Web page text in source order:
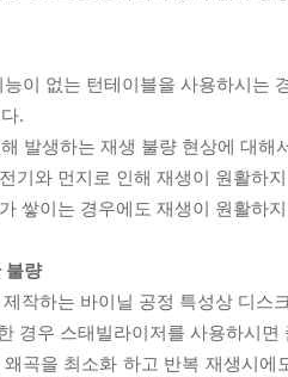
이 없는 턴테이블을 사용하시는
.
발생하는 재생 불량 현상에 대
기와 먼지로 인해 재생이 원활하
쌓이는 경우에도 재생이 원활하
불량
작하는 바이닐 공정 특성상 디스
경우 스태빌라이저를 사용하시
왜곡을 최소화 하고 반복 재생시